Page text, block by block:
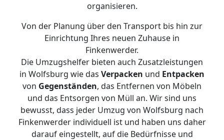
organisieren.
Von der Planung über den Transport bis hin zur
Einrichtung Ihres neuen Zuhause in
Finkenwerder.
Die Umzugshelfer bieten auch Zusatzleistungen
in Wolfsburg wie das Verpacken und Entpacken
von Gegenständen, das Entfernen von Möbeln
und das Entsorgen von Müll an. Wir sind uns
bewusst, dass jeder Umzug von Wolfsburg nach
Finkenwerder individuell ist und haben uns daher
darauf eingestellt, auf die Bedürfnisse und